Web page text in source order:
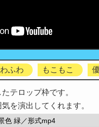
ふわ もこもこ
テロップ枠です。
を演出してくれます。
色 緑／形式mp4